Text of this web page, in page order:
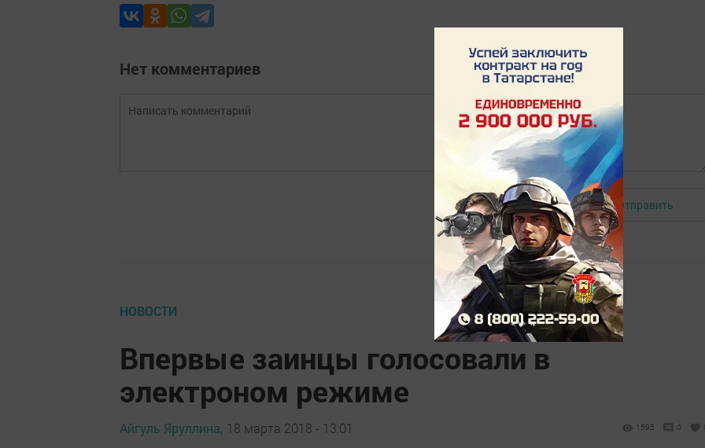
Нет комментариев
Авторизоваться Отправить
НОВОСТИ
Впервые заинцы голосовали в
электроном режиме
Айгуль Яруллина, 18 марта 2018 - 13:01 1595 0